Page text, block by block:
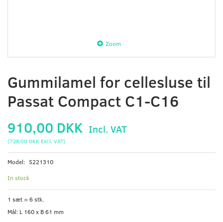
Zoom
Gummilamel for cellesluse til
Passat Compact C1-C16
910,00 DKK Incl. VAT
(728,00 DKK Excl. VAT)
Model: 5221310
In stock
1 sæt = 6 stk.
Mål: L 160 x B 61 mm